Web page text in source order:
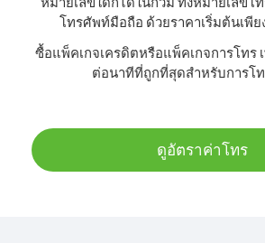
โทรศัพท์มือถือ ด้วยราคาเริ่มต้นเพีย
ซื้อแพ็คเกจเครดิตหรือแพ็คเกจการโทร
ต่อนาทีที่ถูกที่สุดสำหรับการโ
ดูอัตราค่าโทร